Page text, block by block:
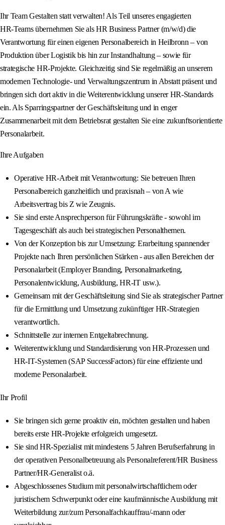
Ihr Team Gestalten statt verwalten! Als Teil unseres engagierten
HR‑Teams übernehmen Sie als HR Business Partner (m/w/d) die
Verantwortung für einen eigenen Personalbereich in Heilbronn – von
Produktion über Logistik bis hin zur Instandhaltung – sowie für
strategische HR‑Projekte. Gleichzeitig sind Sie regelmäßig an unserem
modernen Technologie‑ und Verwaltungszentrum in Abstatt präsent und
bringen sich dort aktiv in die Weiterentwicklung unserer HR‑Standards
ein. Als Sparringspartner der Geschäftsleitung und in enger
Zusammenarbeit mit dem Betriebsrat gestalten Sie eine zukunftsorientierte
Personalarbeit.
Ihre Aufgaben
Operative HR-Arbeit mit Verantwortung: Sie betreuen Ihren
Personalbereich ganzheitlich und praxisnah – von A wie
Arbeitsvertrag bis Z wie Zeugnis.
Sie sind erste Ansprechperson für Führungskräfte - sowohl im
Tagesgeschäft als auch bei strategischen Personalthemen.
Von der Konzeption bis zur Umsetzung: Erarbeitung spannender
Projekte nach Ihren persönlichen Stärken - aus allen Bereichen der
Personalarbeit (Employer Branding, Personalmarketing,
Personalentwicklung, Ausbildung, HR‑IT usw.).
Gemeinsam mit der Geschäftsleitung sind Sie als strategischer Partner
für die Ermittlung und Umsetzung zukünftiger HR‑Strategien
verantwortlich.
Schnittstelle zur internen Entgeltabrechnung.
Weiterentwicklung und Standardisierung von HR‑Prozessen und
HR‑IT‑Systemen (SAP SuccessFactors) für eine effiziente und
moderne Personalarbeit.
Ihr Profil
Sie bringen sich gerne proaktiv ein, möchten gestalten und haben
bereits erste HR‑Projekte erfolgreich umgesetzt.
Sie sind HR‑Spezialist mit mindestens 5 Jahren Berufserfahrung in
der operativen Personalbetreuung als Personalreferent/HR Business
Partner/HR-Generalist o.ä.
Abgeschlossenes Studium mit personalwirtschaftlichem oder
juristischem Schwerpunkt oder eine kaufmännische Ausbildung mit
Weiterbildung zur/zum Personalfachkauffrau/-mann oder